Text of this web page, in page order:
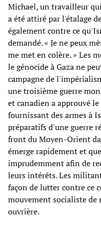
Michael, un travailleur
a été attiré par l'étalage
également contre ce
demandé. « Je ne peux
me met en colère. » Les
le génocide à Gaza ne
campagne de
une troisième guerre
et canadien a approuvé
fournissant des armes à
préparatifs d'une guerre
front du Moyen-Orient
émerge rapidement et
imprudemment afin de
leurs intérêts. Les
façon de lutter contre ce
mouvement socialiste de
ouvrière.